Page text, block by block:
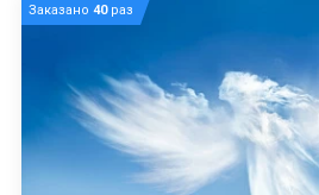
Заказано 40раз